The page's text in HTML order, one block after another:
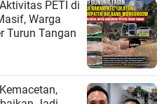
PETI di
Warga
Turun Tangan